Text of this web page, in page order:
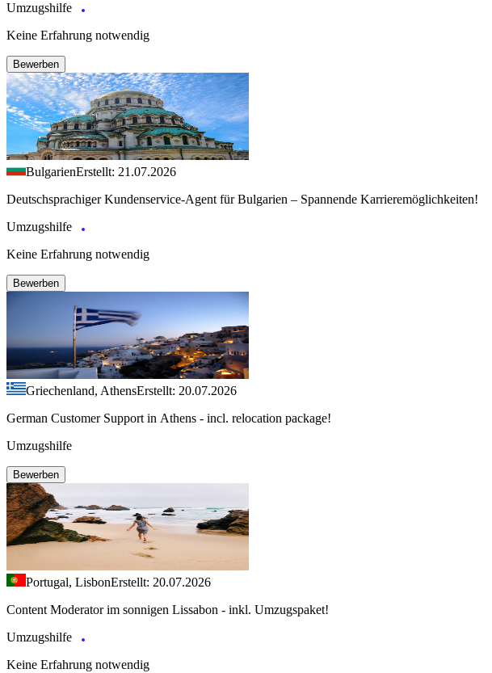
Umzugshilfe
Keine Erfahrung notwendig
Bewerben
BulgarienErstellt: 21.07.2026
Deutschsprachiger Kundenservice-Agent für Bulgarien – Spannende Karrieremöglichkeiten!
Umzugshilfe
Keine Erfahrung notwendig
Bewerben
Griechenland, AthensErstellt: 20.07.2026
German Customer Support in Athens - incl. relocation package!
Umzugshilfe
Bewerben
Portugal, LisbonErstellt: 20.07.2026
Content Moderator im sonnigen Lissabon - inkl. Umzugspaket!
Umzugshilfe
Keine Erfahrung notwendig